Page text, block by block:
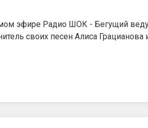
эфире Радио ШОК - Бегущий
своих песен Алиса Грацианова